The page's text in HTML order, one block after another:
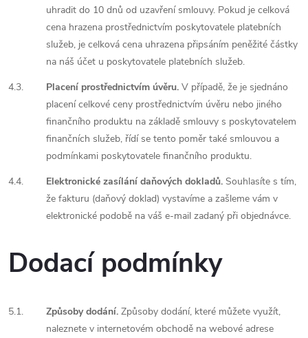
uhradit do 10 dnů od uzavření smlouvy. Pokud je celková
cena hrazena prostřednictvím poskytovatele platebních
služeb, je celková cena uhrazena připsáním peněžité částky
na náš účet u poskytovatele platebních služeb.
4.3.
Placení prostřednictvím úvěru. V případě, že je sjednáno
placení celkové ceny prostřednictvím úvěru nebo jiného
finančního produktu na základě smlouvy s poskytovatelem
finančních služeb, řídí se tento poměr také smlouvou a
podmínkami poskytovatele finančního produktu.
4.4.
Elektronické zasílání daňových dokladů. Souhlasíte s tím,
že fakturu (daňový doklad) vystavíme a zašleme vám v
elektronické podobě na váš e-mail zadaný při objednávce.
Dodací podmínky
5.1. Způsoby dodání. Způsoby dodání, které můžete využít,
naleznete v internetovém obchodě na webové adrese